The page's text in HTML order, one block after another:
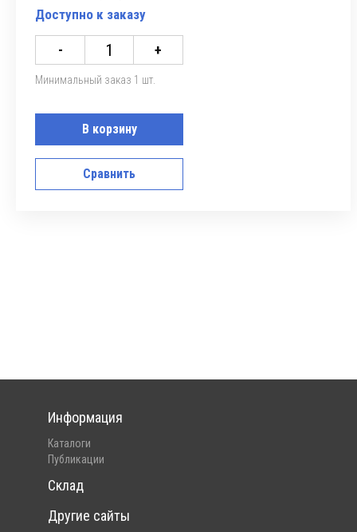
Доступно к заказу
- +
Минимальный заказ 1 шт.
В корзину
Сравнить
Информация
Каталоги
Публикации
Склад
Другие сайты